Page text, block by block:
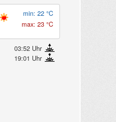
min: 22 °C
max: 23 °C
03:52 Uhr
19:01 Uhr